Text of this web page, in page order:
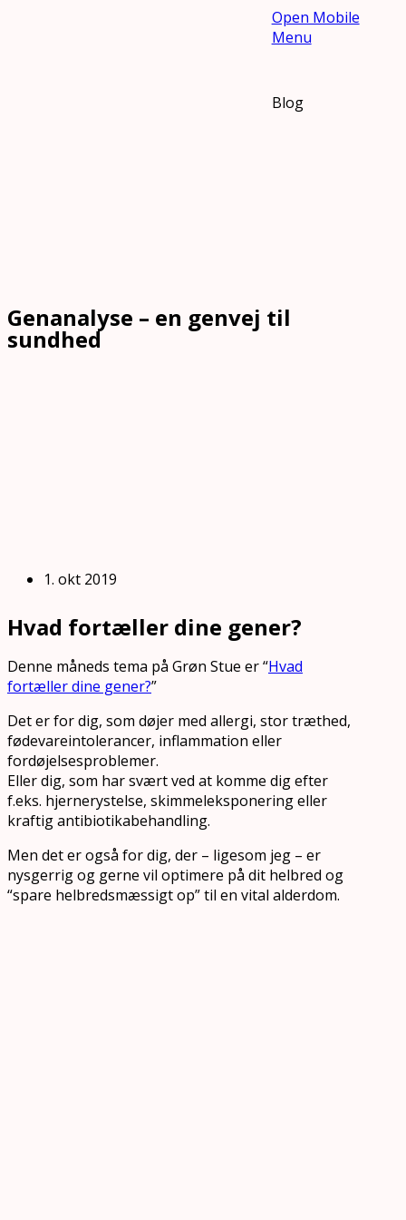
Open Mobile
Menu
Blog
Genanalyse – en genvej til
sundhed
1. okt 2019
Hvad fortæller dine gener?
Denne måneds tema på Grøn Stue er “Hvad
fortæller dine gener?”
Det er for dig, som døjer med allergi, stor træthed,
fødevareintolerancer, inflammation eller
fordøjelsesproblemer.
Eller dig, som har svært ved at komme dig efter
f.eks. hjernerystelse, skimmeleksponering eller
kraftig antibiotikabehandling.
Men det er også for dig, der – ligesom jeg – er
nysgerrig og gerne vil optimere på dit helbred og
“spare helbredsmæssigt op” til en vital alderdom.